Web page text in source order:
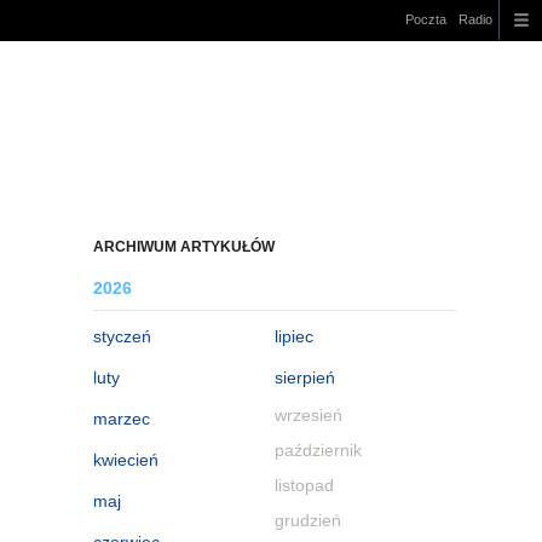
Poczta Radio
ARCHIWUM ARTYKUŁÓW
2026
styczeń
luty
marzec
kwiecień
maj
lipiec
sierpień
wrzesień
październik
listopad
grudzień